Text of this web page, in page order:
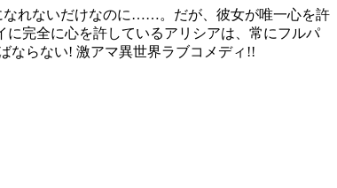
なれないだけなのに……。だが、彼女が唯一心を許
完全に心を許しているアリシアは、常にフルパ
ならない! 激アマ異世界ラブコメディ!!